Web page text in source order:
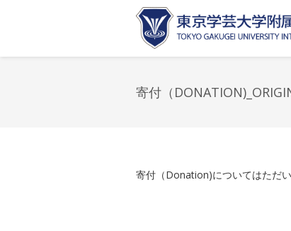
寄付（
寄付（Donation)についてはただい